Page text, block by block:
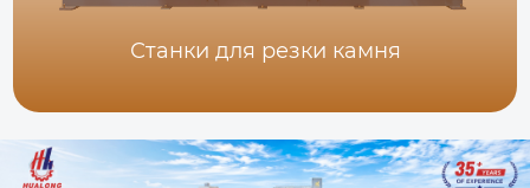
Станки для резки камня